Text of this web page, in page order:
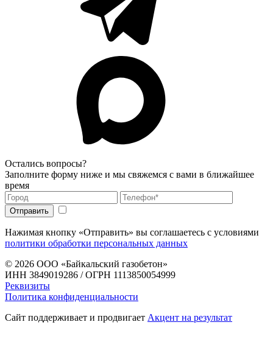
Остались вопросы?
Заполните форму ниже и мы свяжемся с вами в ближайшее
время
Нажимая кнопку «Отправить» вы соглашаетесь с условиями
политики обработки персональных данных
© 2026 ООО «Байкальский газобетон»
ИНН 3849019286 / ОГРН 1113850054999
Реквизиты
Политика конфиденциальности
Сайт поддерживает и продвигает Акцент на результат